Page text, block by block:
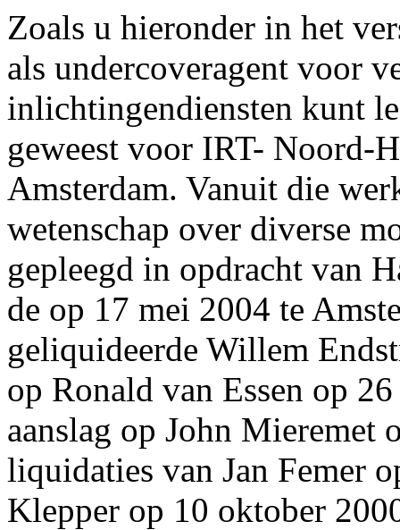
Zoals u hieronder in het
als undercoveragent voor
inlichtingendiensten kunt
geweest voor IRT- Noord-
Amsterdam. Vanuit die
wetenschap over diverse
gepleegd in opdracht van
de op 17 mei 2004 te
geliquideerde Willem
op Ronald van Essen op
aanslag op John Mieremet
liquidaties van Jan Femer
Klepper op 10 oktober